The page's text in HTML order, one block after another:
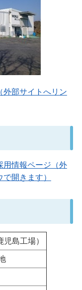
外部サイトへリン
用情報ページ（外
開きます）
島工場）